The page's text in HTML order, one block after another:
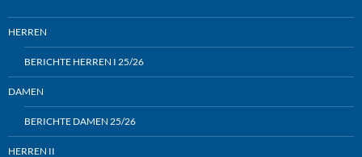
HERREN
BERICHTE HERREN I 25/26
DAMEN
BERICHTE DAMEN 25/26
HERREN II